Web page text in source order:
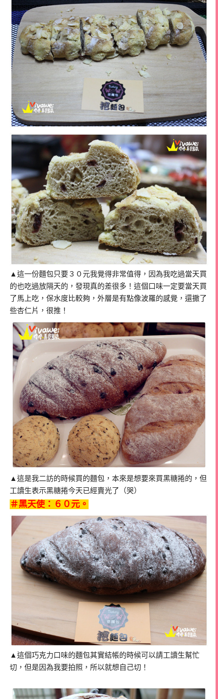
▲這一份麵包只要３０元我覺得非常值得，因為我吃過當天買
的也吃過放隔天的，發現真的差很多！這個口味一定要當天買
了馬上吃，保水度比較夠，外層是有點像波羅的感覺，還撒了
些杏仁片，很推！
▲這是我二訪的時候買的麵包，本來是想要來買黑糖捲的，但
工讀生表示黑糖捲今天已經賣光了（哭）
＃黑天使：６０元。
▲這個巧克力口味的麵包其實結帳的時候可以請工讀生幫忙
切，但是因為我要拍照，所以就想自己切！